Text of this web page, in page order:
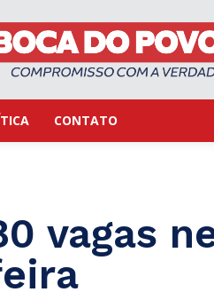
CONTATO
vagas